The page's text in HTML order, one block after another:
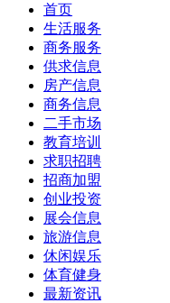
首页
生活服务
商务服务
供求信息
房产信息
商务信息
二手市场
教育培训
求职招聘
招商加盟
创业投资
展会信息
旅游信息
休闲娱乐
体育健身
最新资讯